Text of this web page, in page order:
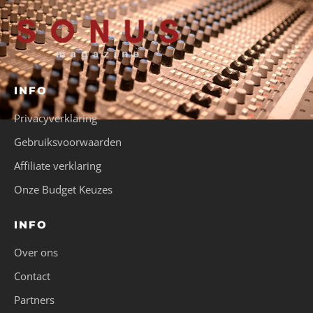
INFO
Privacyverklaring
Gebruiksvoorwaarden
Affiliate verklaring
Onze Budget Keuzes
INFO
Over ons
Contact
Partners